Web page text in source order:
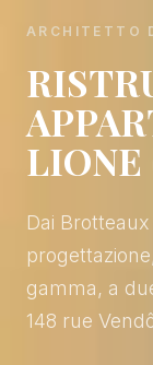
ARCHITETTO
LIONE
Dai
gamma, a
148 rue